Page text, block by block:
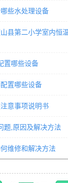
些水处理设备
县第二小学室内恒
置哪些设备
置哪些设备
意事项说明书
题,原因及解决方法
维修和解决方法